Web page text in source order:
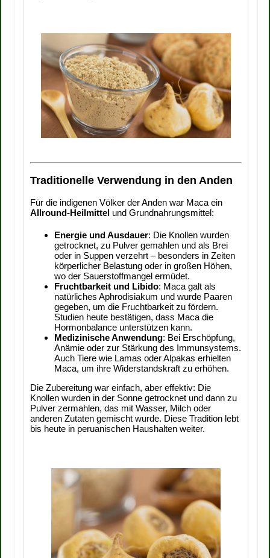
Traditionelle Verwendung in den Anden
Für die indigenen Völker der Anden war Maca ein
Allround-Heilmittel und Grundnahrungsmittel:
Energie und Ausdauer: Die Knollen wurden
getrocknet, zu Pulver gemahlen und als Brei
oder in Suppen verzehrt – besonders in Zeiten
körperlicher Belastung oder in großen Höhen,
wo der Sauerstoffmangel ermüdet.
Fruchtbarkeit und Libido: Maca galt als
natürliches Aphrodisiakum und wurde Paaren
gegeben, um die Fruchtbarkeit zu fördern.
Studien heute bestätigen, dass Maca die
Hormonbalance unterstützen kann.
Medizinische Anwendung: Bei Erschöpfung,
Anämie oder zur Stärkung des Immunsystems.
Auch Tiere wie Lamas oder Alpakas erhielten
Maca, um ihre Widerstandskraft zu erhöhen.
Die Zubereitung war einfach, aber effektiv: Die
Knollen wurden in der Sonne getrocknet und dann zu
Pulver zermahlen, das mit Wasser, Milch oder
anderen Zutaten gemischt wurde. Diese Tradition lebt
bis heute in peruanischen Haushalten weiter.